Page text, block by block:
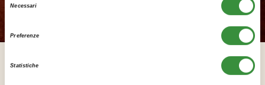
Necessari
Preferenze
Statistiche